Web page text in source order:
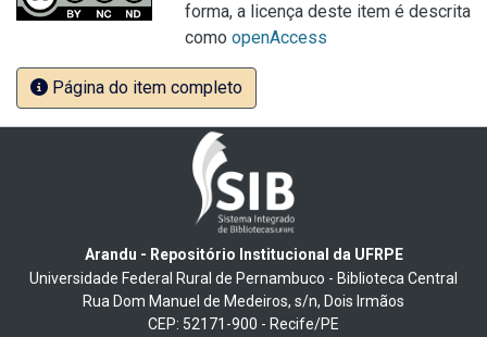
forma, a licença deste item é descrita
como openAccess
Página do item completo
Arandu - Repositório Institucional da UFRPE
Universidade Federal Rural de Pernambuco - Biblioteca Central
Rua Dom Manuel de Medeiros, s/n, Dois Irmãos
CEP: 52171-900 - Recife/PE